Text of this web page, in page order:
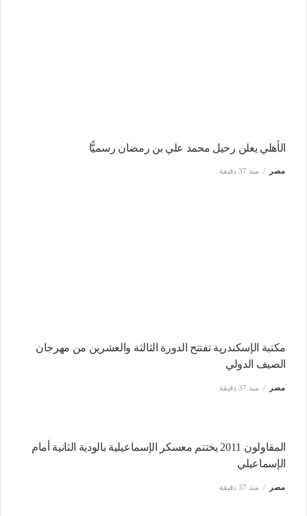
الأهلي يعلن رحيل محمد علي بن رمضان رسميًّا
مصر منذ 37 دقيقة
مكتبة الإسكندرية تفتتح الدورة الثالثة والعشرين من مهرجان
الصيف الدولي
مصر منذ 37 دقيقة
‏المقاولون 2011 يختتم معسكر الإسماعيلية بالودية الثانية أمام
الإسماعيلي
مصر منذ 37 دقيقة